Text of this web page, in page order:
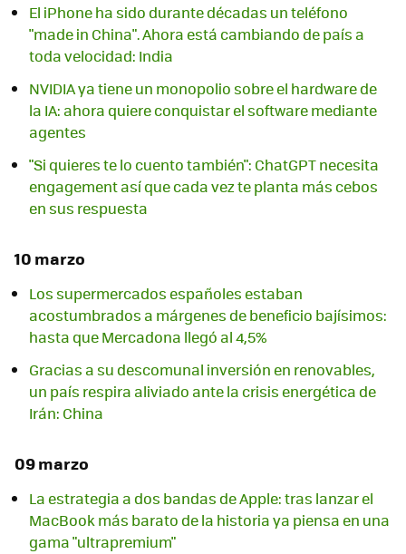
El iPhone ha sido durante décadas un teléfono
"made in China". Ahora está cambiando de país a
toda velocidad: India
NVIDIA ya tiene un monopolio sobre el hardware de
la IA: ahora quiere conquistar el software mediante
agentes
"Si quieres te lo cuento también": ChatGPT necesita
engagement así que cada vez te planta más cebos
en sus respuesta
10 marzo
Los supermercados españoles estaban
acostumbrados a márgenes de beneficio bajísimos:
hasta que Mercadona llegó al 4,5%
Gracias a su descomunal inversión en renovables,
un país respira aliviado ante la crisis energética de
Irán: China
09 marzo
La estrategia a dos bandas de Apple: tras lanzar el
MacBook más barato de la historia ya piensa en una
gama "ultrapremium"